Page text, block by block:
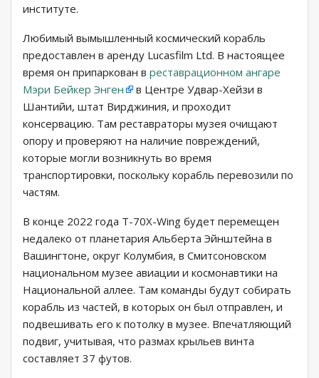
институте.
Любимый вымышленный космический корабль
предоставлен в аренду Lucasfilm Ltd. В настоящее
время он припаркован в реставрационном ангаре
Мэри Бейкер Энген
в Центре Удвар-Хейзи в
Шантийи, штат Вирджиния, и проходит
консервацию. Там реставраторы музея очищают
опору и проверяют на наличие повреждений,
которые могли возникнуть во время
транспортировки, поскольку корабль перевозили по
частям.
В конце 2022 года T-70X-Wing будет перемещен
недалеко от планетария Альберта Эйнштейна в
Вашингтоне, округ Колумбия, в Смитсоновском
национальном музее авиации и космонавтики на
Национальной аллее. Там команды будут собирать
корабль из частей, в которых он был отправлен, и
подвешивать его к потолку в музее. Впечатляющий
подвиг, учитывая, что размах крыльев винта
составляет 37 футов.